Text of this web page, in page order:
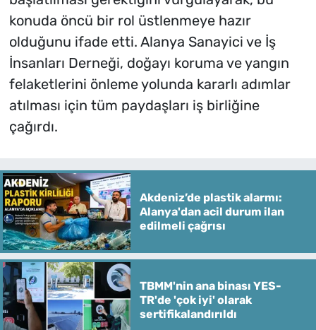
konuda öncü bir rol üstlenmeye hazır
olduğunu ifade etti. Alanya Sanayici ve İş
İnsanları Derneği, doğayı koruma ve yangın
felaketlerini önleme yolunda kararlı adımlar
atılması için tüm paydaşları iş birliğine
çağırdı.
Akdeniz’de plastik alarmı:
Alanya'dan acil durum ilan
edilmeli çağrısı
TBMM'nin ana binası YES-
TR'de 'çok iyi' olarak
sertifikalandırıldı